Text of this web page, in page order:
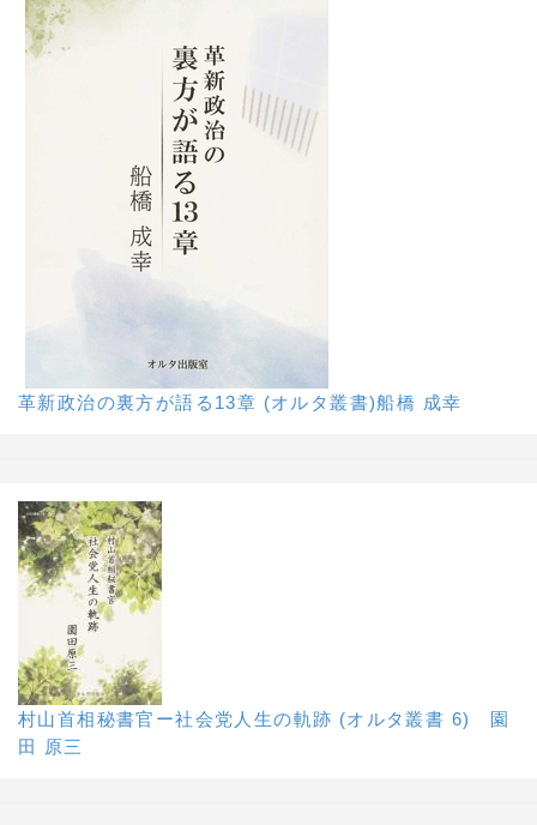
革新政治の裏方が語る13章 (オルタ叢書)船橋 成幸
村山首相秘書官ー社会党人生の軌跡 (オルタ叢書 6) 園
田 原三